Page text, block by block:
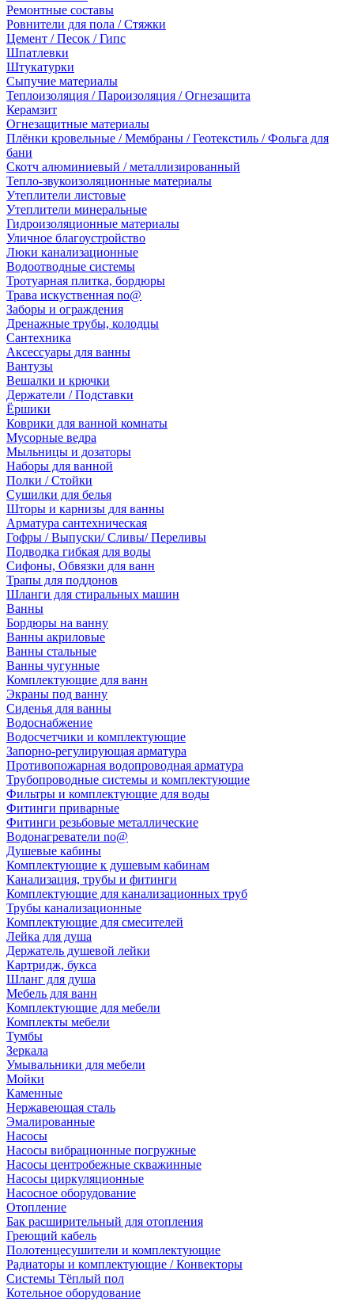
Ремонтные составы
Ровнители для пола / Стяжки
Цемент / Песок / Гипс
Шпатлевки
Штукатурки
Сыпучие материалы
Теплоизоляция / Пароизоляция / Огнезащита
Керамзит
Огнезащитные материалы
Плёнки кровельные / Мембраны / Геотекстиль / Фольга для
бани
Скотч алюминиевый / металлизированный
Тепло-звукоизоляционные материалы
Утеплители листовые
Утеплители минеральные
Гидроизоляционные материалы
Уличное благоустройство
Люки канализационные
Водоотводные системы
Тротуарная плитка, бордюры
Трава искуственная no@
Заборы и ограждения
Дренажные трубы, колодцы
Сантехника
Аксессуары для ванны
Вантузы
Вешалки и крючки
Держатели / Подставки
Ёршики
Коврики для ванной комнаты
Мусорные ведра
Мыльницы и дозаторы
Наборы для ванной
Полки / Стойки
Сушилки для белья
Шторы и карнизы для ванны
Арматура сантехническая
Гофры / Выпуски/ Сливы/ Переливы
Подводка гибкая для воды
Сифоны, Обвязки для ванн
Трапы для поддонов
Шланги для стиральных машин
Ванны
Бордюры на ванну
Ванны акриловые
Ванны стальные
Ванны чугунные
Комплектующие для ванн
Экраны под ванну
Сиденья для ванны
Водоснабжение
Водосчетчики и комплектующие
Запорно-регулирующая арматура
Противопожарная водопроводная арматура
Трубопроводные системы и комплектующие
Фильтры и комплектующие для воды
Фитинги приварные
Фитинги резьбовые металлические
Водонагреватели no@
Душевые кабины
Комплектующие к душевым кабинам
Канализация, трубы и фитинги
Комплектующие для канализационных труб
Трубы канализационные
Комплектующие для смесителей
Лейка для душа
Держатель душевой лейки
Картридж, букса
Шланг для душа
Мебель для ванн
Комплектующие для мебели
Комплекты мебели
Тумбы
Зеркала
Умывальники для мебели
Мойки
Каменные
Нержавеющая сталь
Эмалированные
Насосы
Насосы вибрационные погружные
Насосы центробежные скважинные
Насосы циркуляционные
Насосное оборудование
Отопление
Бак расширительный для отопления
Греющий кабель
Полотенцесушители и комплектующие
Радиаторы и комплектующие / Конвекторы
Системы Тёплый пол
Котельное оборудование